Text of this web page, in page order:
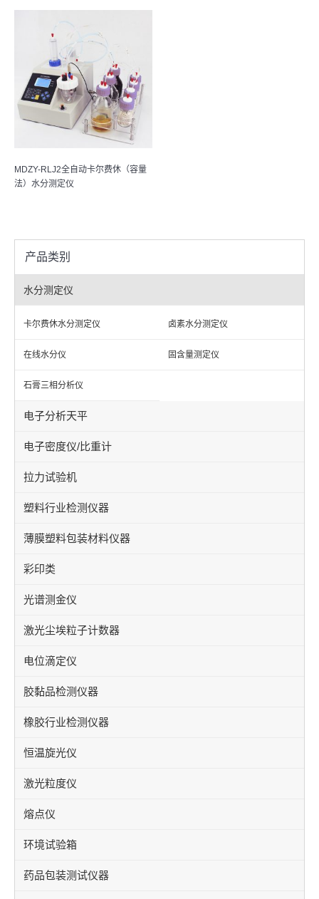
MDZY-RLJ2全自动卡尔费休（容量
法）水分测定仪
产品类别
水分测定仪
卡尔费休水分测定仪 卤素水分测定仪
在线水分仪 固含量测定仪
石膏三相分析仪
电子分析天平
电子密度仪/比重计
拉力试验机
塑料行业检测仪器
薄膜塑料包装材料仪器
彩印类
光谱测金仪
激光尘埃粒子计数器
电位滴定仪
胶黏品检测仪器
橡胶行业检测仪器
恒温旋光仪
激光粒度仪
熔点仪
环境试验箱
药品包装测试仪器